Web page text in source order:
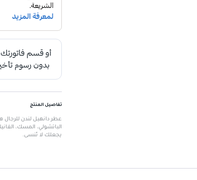
تفاصيل المنتج
الباتشولي، المسك،
يجعلك لا تُنسى.
والجرانيوم